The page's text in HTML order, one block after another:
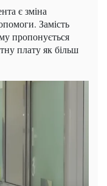
є зміна
Замість
пропонується
плату як більш